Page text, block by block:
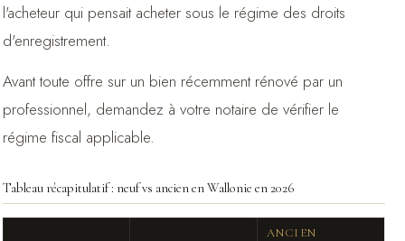
l'acheteur qui pensait acheter sous le régime des droits
d'enregistrement.
Avant toute offre sur un bien récemment rénové par un
professionnel, demandez à votre notaire de vérifier le
régime fiscal applicable.
Tableau récapitulatif : neuf vs ancien en Wallonie en 2026
ANCIEN